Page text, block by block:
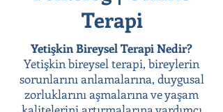
Terapi
Yetişkin Bireysel Terapi Nedir?
Yetişkin bireysel terapi, bireylerin
sorunlarını anlamalarına, duygusal
zorluklarını aşmalarına ve yaşam